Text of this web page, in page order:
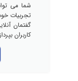
شما می
تجربیات
گفتمان
کاربران